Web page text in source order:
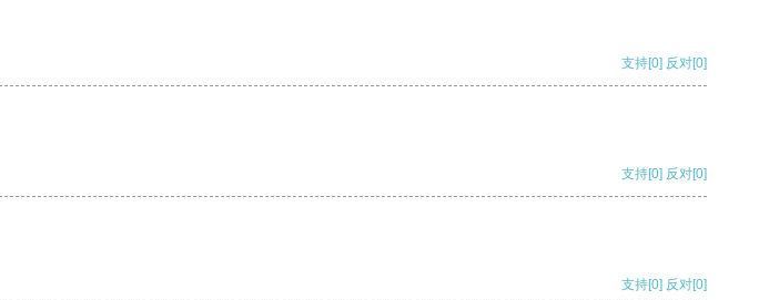
支持[0] 反对[0]
支持[0] 反对[0]
支持[0] 反对[0]